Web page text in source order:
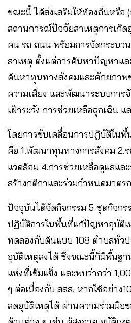
ขณะนี้ ได้ส่งเสริมให้ท้องถิ่นหรือ
สถานการณ์ปัจจัยสาเหตุการเกิ
คน รถ ถนน พร้อมการจัดกระบว
สาเหตุ ตั้งแต่การค้นหาปัญหาแล
ค้นหาทุนทางสังคมและศักยภาพ
ความเสี่ยง และพัฒนาระบบการ
เฝ้าระวัง การช่วยเหลือฉุกเฉิน
โดยการขับเคลื่อนการปฎิบัติใน
คือ 1.พัฒนาทุนทางการสังคม 2.
แวดล้อม 4.การช่วยเหลือดูแลแล
สร้างกติกาและร่วมกำหนดมาต
ปัจจุบันได้จัดกิจกรรม 5 ชุดกิจกร
ปฏิบัติการในพื้นที่แก้ปัญหาอุบัติเ
ทดลองกับต้นแบบ 108 ตำบลทั่ว
อุบัติเหตุลงได้ ซึ่งขณะนี้ก็มีพื้นฐ
แห่งที่เข้มแข็ง และพบว่ากว่า
ๆ ต่อเนื่องกับ สสส. หากใช้อย่าง
ลดอุบัติเหตุได้ ผ่านความร่วมมือ